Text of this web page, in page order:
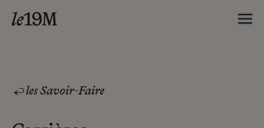
les Savoir-Faire